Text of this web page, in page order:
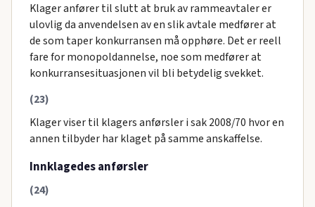
Klager anfører til slutt at bruk av rammeavtaler er
ulovlig da anvendelsen av en slik avtale medfører at
de som taper konkurransen må opphøre. Det er reell
fare for monopoldannelse, noe som medfører at
konkurransesituasjonen vil bli betydelig svekket.
(23)
Klager viser til klagers anførsler i sak 2008/70 hvor en
annen tilbyder har klaget på samme anskaffelse.
Innklagedes anførsler
(24)